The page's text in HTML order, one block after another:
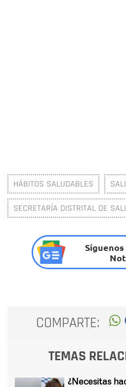
HÁBITOS SALUDABLES
SECRETARÍA DISTRITAL DE
COMPARTE:
TEMAS
¿Necesitas